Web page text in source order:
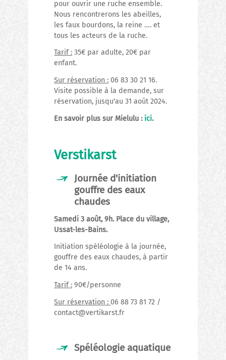
pour ouvrir une ruche ensemble.
Nous rencontrerons les abeilles,
les faux bourdons, la reine …. et
tous les acteurs de la ruche.
Tarif : 35€ par adulte, 20€ par
enfant.
Sur réservation : 06 83 30 21 16.
Visite possible à la demande, sur
réservation, jusqu'au 31 août 2024.
En savoir plus sur Mielulu : ici.
Verstikarst
Journée d'initiation
gouffre des eaux
chaudes
Samedi 3 août, 9h. Place du village,
Ussat-les-Bains.
Initiation spéléologie à la journée,
gouffre des eaux chaudes, à partir
de 14 ans.
Tarif : 90€/personne
Sur réservation :06 88 73 81 72 /
contact@vertikarst.fr
Spéléologie aquatique